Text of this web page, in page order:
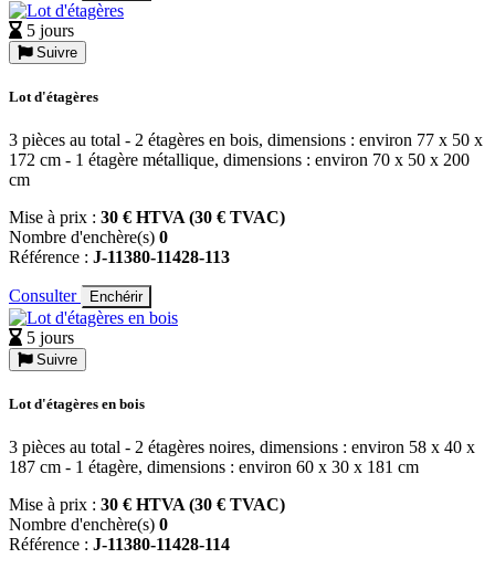
5 jours
Suivre
Lot d'étagères
3 pièces au total - 2 étagères en bois, dimensions : environ 77 x 50 x
172 cm - 1 étagère métallique, dimensions : environ 70 x 50 x 200
cm
Mise à prix : 30 € HTVA (30 € TVAC)
Nombre d'enchère(s) 0
Référence : J-11380-11428-113
Consulter Enchérir
5 jours
Suivre
Lot d'étagères en bois
3 pièces au total - 2 étagères noires, dimensions : environ 58 x 40 x
187 cm - 1 étagère, dimensions : environ 60 x 30 x 181 cm
Mise à prix : 30 € HTVA (30 € TVAC)
Nombre d'enchère(s) 0
Référence : J-11380-11428-114